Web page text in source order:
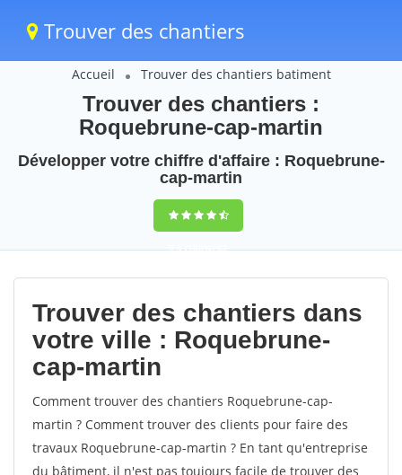
Trouver des chantiers
Accueil Trouver des chantiers batiment
Trouver des chantiers :
Roquebrune-cap-martin
Développer votre chiffre d'affaire : Roquebrune-
cap-martin
9,5(100%)62
votes
Trouver des chantiers dans
votre ville : Roquebrune-
cap-martin
Comment trouver des chantiers Roquebrune-cap-
martin ? Comment trouver des clients pour faire des
travaux Roquebrune-cap-martin ? En tant qu'entreprise
du bâtiment, il n'est pas toujours facile de trouver des